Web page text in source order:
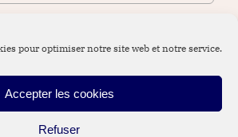
pour optimiser notre site web et notre service.
Accepter les cookies
Refuser